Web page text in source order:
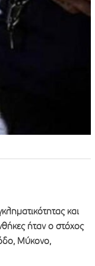
και
ήταν ο στόχος
Μύκονο,